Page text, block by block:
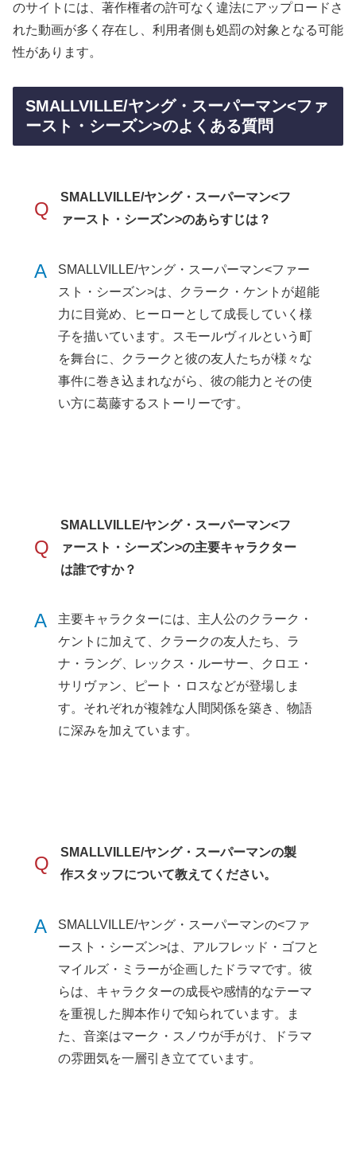
のサイトには、著作権者の許可なく違法にアップロードさ
れた動画が多く存在し、利用者側も処罰の対象となる可能
性があります。
SMALLVILLE/ヤング・スーパーマン<ファ
ースト・シーズン>のよくある質問
Q
SMALLVILLE/ヤング・スーパーマン<フ
ァースト・シーズン>のあらすじは？
A
SMALLVILLE/ヤング・スーパーマン<ファー
スト・シーズン>は、クラーク・ケントが超能
力に目覚め、ヒーローとして成長していく様
子を描いています。スモールヴィルという町
を舞台に、クラークと彼の友人たちが様々な
事件に巻き込まれながら、彼の能力とその使
い方に葛藤するストーリーです。
Q
SMALLVILLE/ヤング・スーパーマン<フ
ァースト・シーズン>の主要キャラクター
は誰ですか？
A
主要キャラクターには、主人公のクラーク・
ケントに加えて、クラークの友人たち、ラ
ナ・ラング、レックス・ルーサー、クロエ・
サリヴァン、ピート・ロスなどが登場しま
す。それぞれが複雑な人間関係を築き、物語
に深みを加えています。
Q
SMALLVILLE/ヤング・スーパーマンの製
作スタッフについて教えてください。
A
SMALLVILLE/ヤング・スーパーマンの<ファ
ースト・シーズン>は、アルフレッド・ゴフと
マイルズ・ミラーが企画したドラマです。彼
らは、キャラクターの成長や感情的なテーマ
を重視した脚本作りで知られています。ま
た、音楽はマーク・スノウが手がけ、ドラマ
の雰囲気を一層引き立てています。